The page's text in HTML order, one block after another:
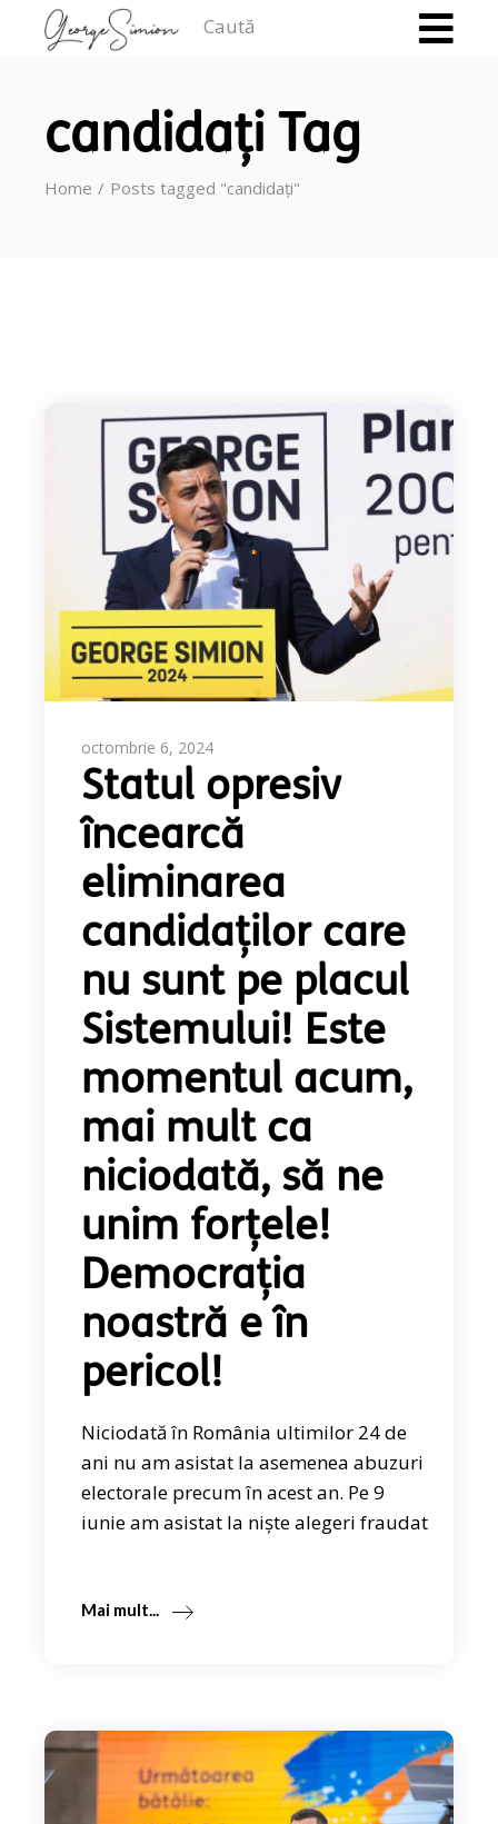
candidați Tag
Home Posts tagged "candidați"
octombrie 6, 2024
Statul opresiv
încearcă
eliminarea
candidaților care
nu sunt pe placul
Sistemului! Este
momentul acum,
mai mult ca
niciodată, să ne
unim forțele!
Democrația
noastră e în
pericol!
Niciodată în România ultimilor 24 de
ani nu am asistat la asemenea abuzuri
electorale precum în acest an. Pe 9
iunie am asistat la niște alegeri fraudat
Mai mult...